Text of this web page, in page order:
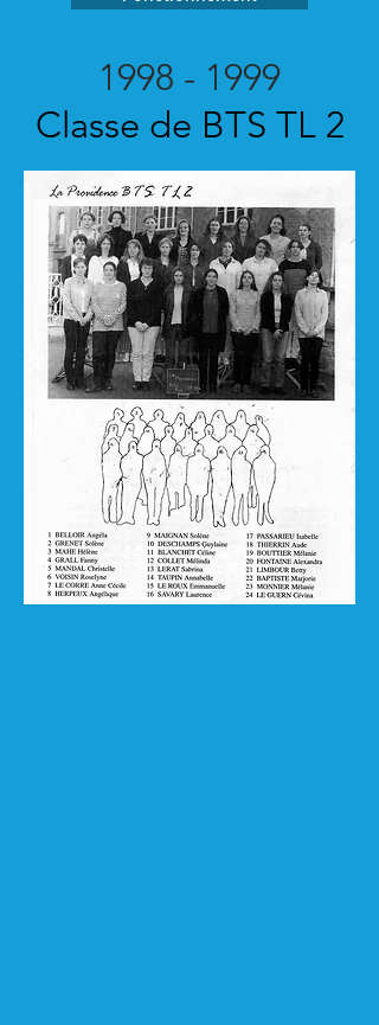
1998 - 1999
Classe de BTS TL 2